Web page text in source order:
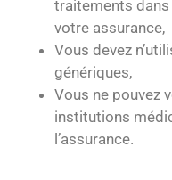
traitements
votre assurance,
Vous devez
génériques,
Vous ne pouvez
institutions
l’assurance.